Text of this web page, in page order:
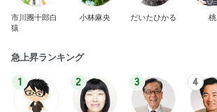
市川團十郎白
猿
小林麻央 だいたひかる 桃
急上昇ランキング
1 2 3 4